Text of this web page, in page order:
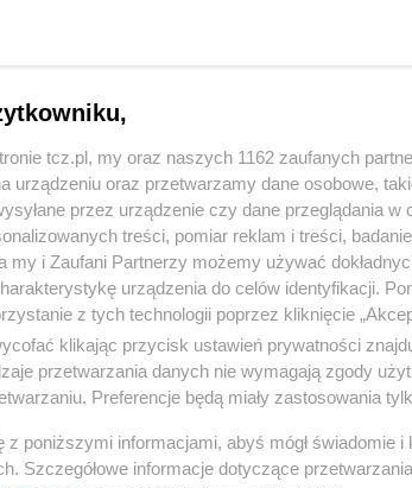
Spółka Wodna Związek
J. Dąbrowskiego 18, 83-110 Tczew
5312038
Produkcja i budownictwo
tcz.pl, my oraz naszych 1162 zaufanych
urządzeniu oraz przetwarzamy dane osobowe,
przez urządzenie czy dane przeglądania
treści, pomiar reklam i treści,
my i Zaufani Partnerzy możemy używać
urządzenia do celów identyfikacji.
z tych technologii poprzez kliknięcie
klikając przycisk ustawień prywatności
przetwarzania danych nie wymagają zgody
Preferencje będą miały zastosowania
z poniższymi informacjami, abyś mógł
Szczegółowe informacje dotyczące